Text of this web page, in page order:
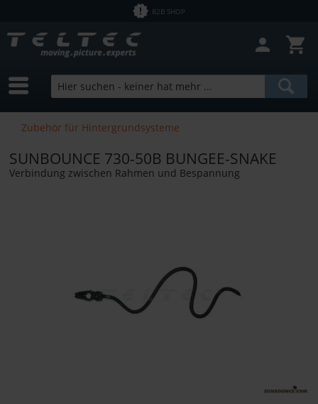
B2B SHOP
Zubehör für Hintergrundsysteme
SUNBOUNCE 730-50B BUNGEE-SNAKE
Verbindung zwischen Rahmen und Bespannung